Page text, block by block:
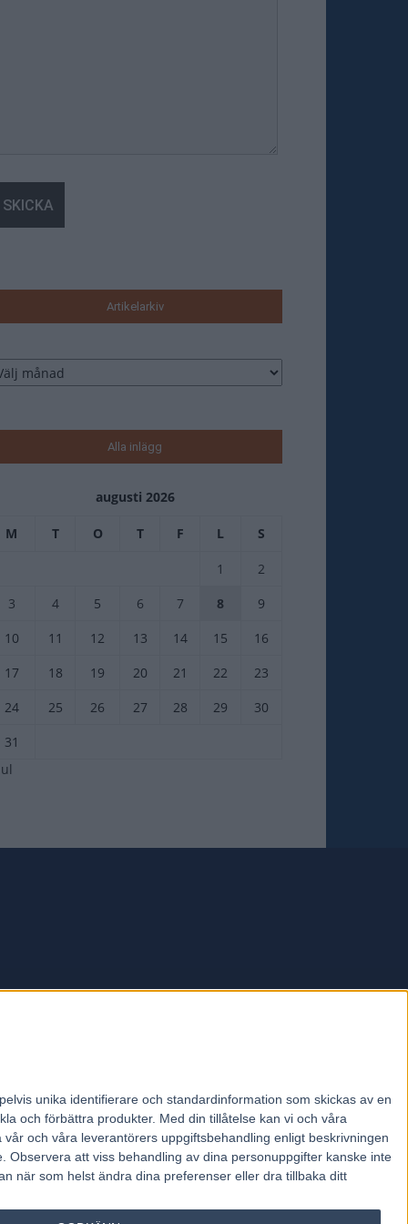
unika identifierare och standardinformation som skickas av en
och förbättra produkter. Med din tillåtelse kan vi och våra
och våra leverantörers uppgiftsbehandling enligt beskrivningen
Observera att viss behandling av dina personuppgifter kanske inte
när som helst ändra dina preferenser eller dra tillbaka ditt
Artikelarkiv
Alla inlägg
augusti 2026
M T O T F L S
1
2
3
4 5 6 7 8
9
10
11 12 13 14 15
16
17
18 19 20 21 22
23
24
25 26 27 28 29
30
31